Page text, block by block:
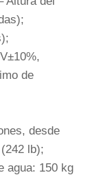
de
desde
lb);
agua: 150 kg